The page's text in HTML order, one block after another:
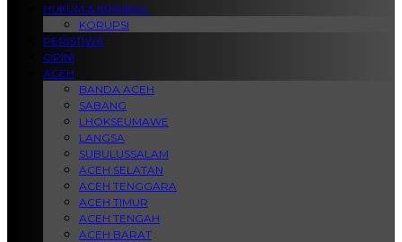
HUKUM & KRIMINAL
KORUPSI
PERISTIWA
OPINI
ACEH
BANDA ACEH
SABANG
LHOKSEUMAWE
LANGSA
SUBULUSSALAM
ACEH SELATAN
ACEH TENGGARA
ACEH TIMUR
ACEH TENGAH
ACEH BARAT